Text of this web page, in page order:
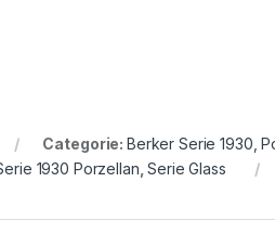
Categorie: Berker Serie 1930,
1930 Porzellan,Serie Glass